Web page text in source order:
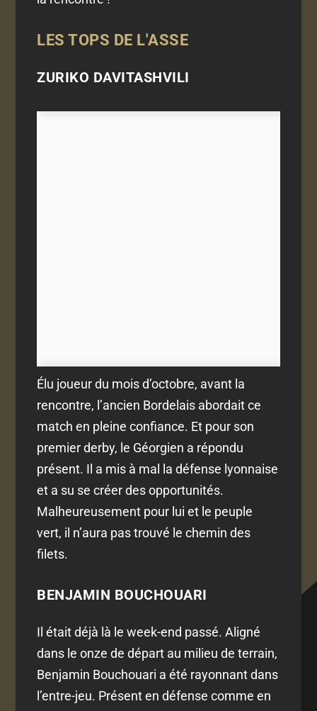
LES TOPS DE L'ASSE
ZURIKO DAVITASHVILI
Élu joueur du mois d’octobre, avant la
rencontre, l’ancien Bordelais abordait ce
match en pleine confiance. Et pour son
premier derby, le Géorgien a répondu
présent. Il a mis à mal la défense lyonnaise
et a su se créer des opportunités.
Malheureusement pour lui et le peuple
vert, il n’aura pas trouvé le chemin des
filets.
BENJAMIN BOUCHOUARI
Il était déjà là le week-end passé. Aligné
dans le onze de départ au milieu de terrain,
Benjamin Bouchouari a été rayonnant dans
l’entre-jeu. Présent en défense comme en